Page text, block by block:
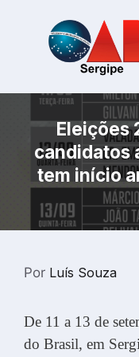
Eleições
candidatos
tem início
Por Luís Souza
De 11 a 13 de
do Brasil, em